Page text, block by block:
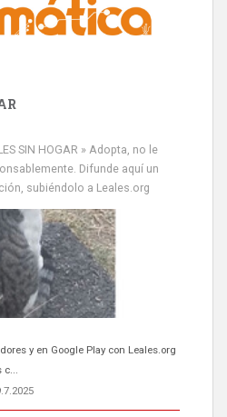
SIN HOGAR » Adopta, no le
Difunde aquí un
subiéndolo a Leales.org
y en Google Play con Leales.org
c...